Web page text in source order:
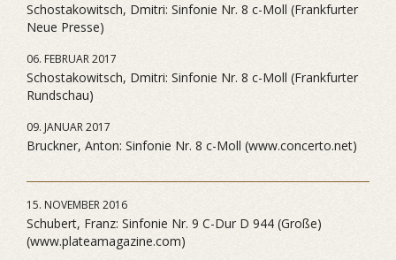
Schostakowitsch, Dmitri: Sinfonie Nr. 8 c-Moll (Frankfurter
Neue Presse)
06. FEBRUAR 2017
Schostakowitsch, Dmitri: Sinfonie Nr. 8 c-Moll (Frankfurter
Rundschau)
09. JANUAR 2017
Bruckner, Anton: Sinfonie Nr. 8 c-Moll (www.concerto.net)
15. NOVEMBER 2016
Schubert, Franz: Sinfonie Nr. 9 C-Dur D 944 (Große)
(www.plateamagazine.com)